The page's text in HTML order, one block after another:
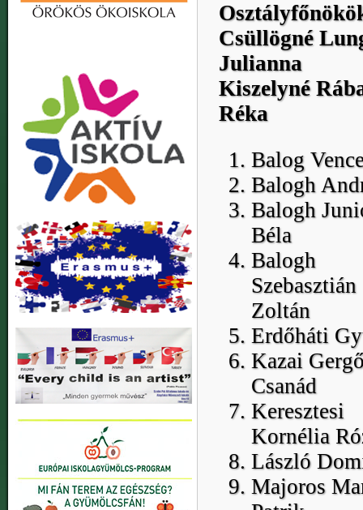
Csüllögné
Julianna
Kiszelyné
Réka
Balog
Balogh
Balogh
Béla
Balogh
Szebasztián
Zoltán
Erdőháti
Kazai
Csanád
Keresztesi
Kornélia
László
Majoros